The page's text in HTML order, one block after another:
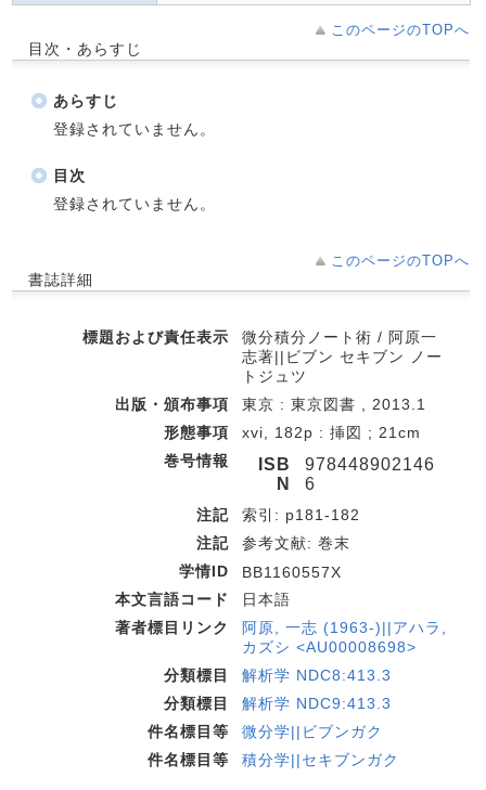
このページのTOPへ
目次・あらすじ
あらすじ
登録されていません。
目次
登録されていません。
このページのTOPへ
書誌詳細
標題および責任表示
微分積分ノート術 / 阿原一
志著||ビブン セキブン ノー
トジュツ
出版・頒布事項
東京 : 東京図書 , 2013.1
形態事項
xvi, 182p : 挿図 ; 21cm
巻号情報
ISB
N
978448902146
6
注記
索引: p181-182
注記
参考文献: 巻末
学情ID
BB1160557X
本文言語コード
日本語
著者標目リンク
阿原, 一志 (1963-)||アハラ,
カズシ <AU00008698>
分類標目
解析学 NDC8:413.3
分類標目
解析学 NDC9:413.3
件名標目等
微分学||ビブンガク
件名標目等
積分学||セキブンガク